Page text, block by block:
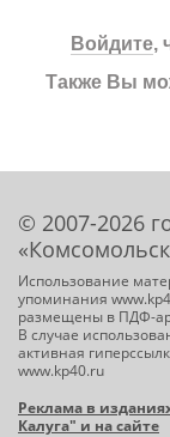
Войдите,
Также Вы
© 2007-2026
Использование
упоминания
размещены в ПДФ-
В случае
активная
www.kp40.ru
Реклама в
Калуга" и на сайте